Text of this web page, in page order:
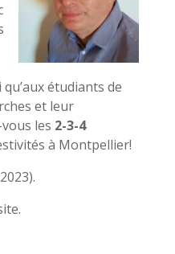
étudiants de
et leur
les 2-3-4
à Montpellier!